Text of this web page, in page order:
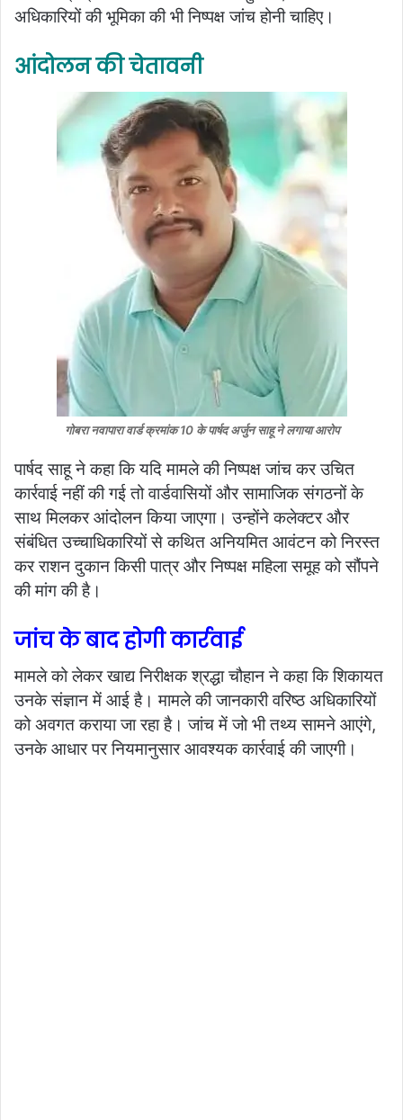
अधिकारियों की भूमिका की भी निष्पक्ष जांच होनी चाहिए।
आंदोलन की चेतावनी
गोबरा नवापारा वार्ड क्रमांक 10 के पार्षद अर्जुन साहू ने लगाया आरोप
पार्षद साहू ने कहा कि यदि मामले की निष्पक्ष जांच कर उचित
कार्रवाई नहीं की गई तो वार्डवासियों और सामाजिक संगठनों के
साथ मिलकर आंदोलन किया जाएगा। उन्होंने कलेक्टर और
संबंधित उच्चाधिकारियों से कथित अनियमित आवंटन को निरस्त
कर राशन दुकान किसी पात्र और निष्पक्ष महिला समूह को सौंपने
की मांग की है।
जांच के बाद होगी कार्रवाई
मामले को लेकर खाद्य निरीक्षक श्रद्धा चौहान ने कहा कि शिकायत
उनके संज्ञान में आई है। मामले की जानकारी वरिष्ठ अधिकारियों
को अवगत कराया जा रहा है। जांच में जो भी तथ्य सामने आएंगे,
उनके आधार पर नियमानुसार आवश्यक कार्रवाई की जाएगी।